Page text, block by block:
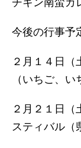
今後の行事予
２月１４日
（いちご、い
２月２１日
スティバル（